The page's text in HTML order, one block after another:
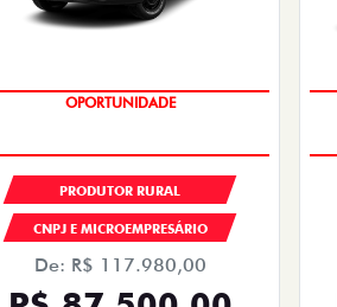
OPORTUNIDADE
PRODUTOR RURAL
CNPJ E MICROEMPRESÁRIO
De: R$ 117.980,00